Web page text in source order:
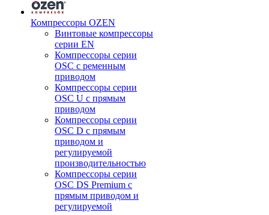
Компрессоры OZEN
Винтовые компрессоры
серии EN
Компрессоры серии
OSC с ременным
приводом
Компрессоры серии
OSC U с прямым
приводом
Компрессоры серии
OSC D с прямым
приводом и
регулируемой
производительностью
Компрессоры серии
OSC DS Premium с
прямым приводом и
регулируемой